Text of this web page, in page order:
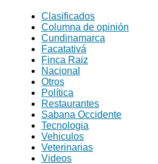
Clasificados
Columna de opinión
Cundinamarca
Facatativá
Finca Raiz
Nacional
Otros
Política
Restaurantes
Sabana Occidente
Tecnologia
Vehiculos
Veterinarias
Videos